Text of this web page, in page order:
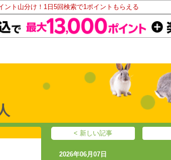
ント山分け！1日5回検索で1ポイントもらえる
< 新しい記事
2026年06月07日